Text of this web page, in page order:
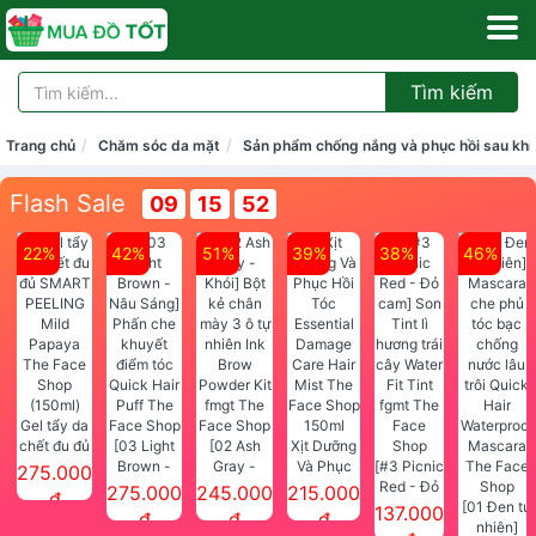
Tìm kiếm
Trang chủ Chăm sóc da mặt Sản phẩm chống nắng và phục hồi sau
Flash Sale 09 15 52
22%
Gel tẩy da
chết đu đủ
SMART
PEELING
275.000
đ
42%
[03 Light
Brown -
Nâu Sáng]
Phấn che
275.000
đ
51%
[02 Ash
Gray -
Khói] Bột
kẻ chân
245.000
đ
39%
Xịt Dưỡng
Và Phục
Hồi Tóc
Essential
215.000
đ
38%
[#3 Picnic
Red - Đỏ
cam] Son
137.000
46%
[01 Đen tự
nhiên]